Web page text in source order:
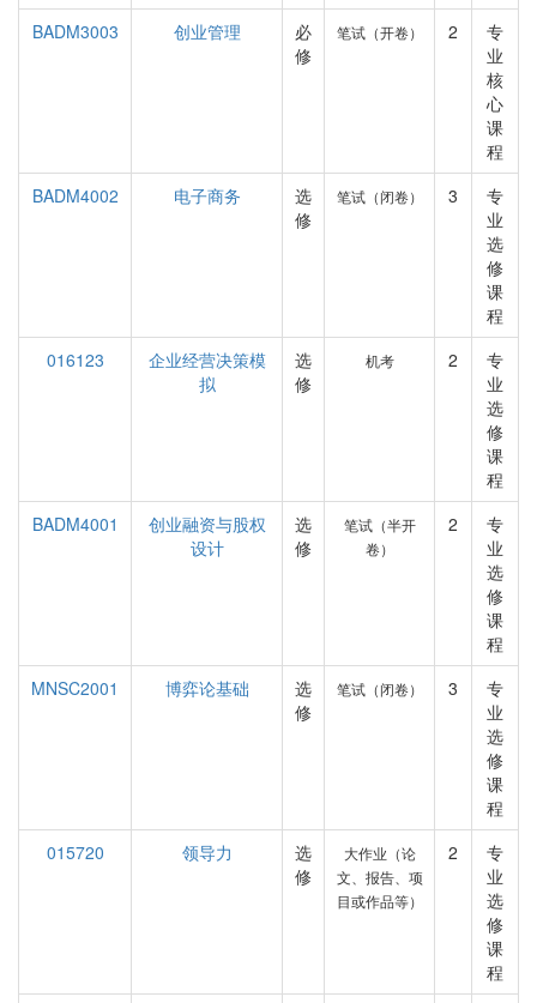
BADM3003
创业管理
必
修
笔试（开卷） 2
专
业
核
心
课
程
BADM4002
电子商务
选
修
笔试（闭卷） 3
专
业
选
修
课
程
016123
企业经营决策模
拟
选
修
机考 2
专
业
选
修
课
程
BADM4001
创业融资与股权
设计
选
修
笔试（半开
卷）
2
专
业
选
修
课
程
MNSC2001
博弈论基础
选
修
笔试（闭卷） 3
专
业
选
修
课
程
015720
领导力
选
修
大作业（论
文、报告、项
目或作品等）
2
专
业
选
修
课
程